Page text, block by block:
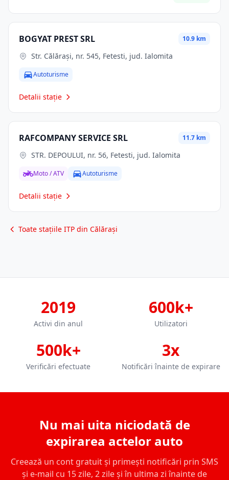
BOGYAT PREST SRL 10.9 km
Str. Călăraşi, nr. 545, Fetesti, jud. Ialomita
Autoturisme
Detalii stație
RAFCOMPANY SERVICE SRL 11.7 km
STR. DEPOULUI, nr. 56, Fetesti, jud. Ialomita
Moto / ATV Autoturisme
Detalii stație
Toate stațiile ITP din Călărași
2019
Activi din anul
600k+
Utilizatori
500k+
Verificări efectuate
3x
Notificări înainte de expirare
Nu mai uita niciodată de
expirarea actelor auto
Creează un cont gratuit și primești notificări prin SMS
și e-mail cu 15 zile, 2 zile și în ultima zi înainte de